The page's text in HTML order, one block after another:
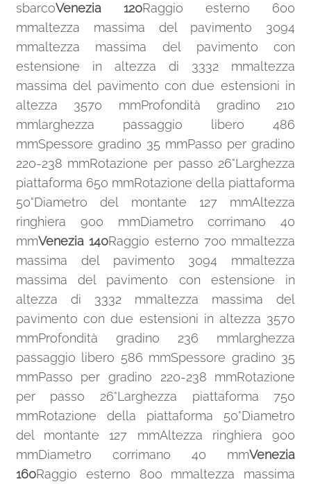
sbarcoVenezia 120Raggio esterno 600
mmaltezza massima del pavimento 3094
mmaltezza massima del pavimento con
estensione in altezza di 3332 mmaltezza
massima del pavimento con due estensioni in
altezza 3570 mmProfondità gradino 210
mmlarghezza passaggio libero 486
mmSpessore gradino 35 mmPasso per gradino
220-238 mmRotazione per passo 26°Larghezza
piattaforma 650 mmRotazione della piattaforma
50°Diametro del montante 127 mmAltezza
ringhiera 900 mmDiametro corrimano 40
mmVenezia 140Raggio esterno 700 mmaltezza
massima del pavimento 3094 mmaltezza
massima del pavimento con estensione in
altezza di 3332 mmaltezza massima del
pavimento con due estensioni in altezza 3570
mmProfondità gradino 236 mmlarghezza
passaggio libero 586 mmSpessore gradino 35
mmPasso per gradino 220-238 mmRotazione
per passo 26°Larghezza piattaforma 750
mmRotazione della piattaforma 50°Diametro
del montante 127 mmAltezza ringhiera 900
mmDiametro corrimano 40 mmVenezia
160Raggio esterno 800 mmaltezza massima